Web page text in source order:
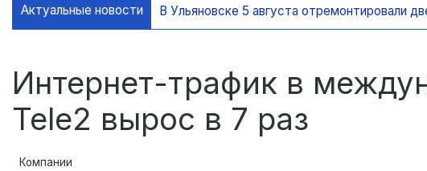
Актуальные новости В Ульяновске 5 августа отремонтировали
Интернет-трафик в
Tele2 вырос в 7 раз
Компании